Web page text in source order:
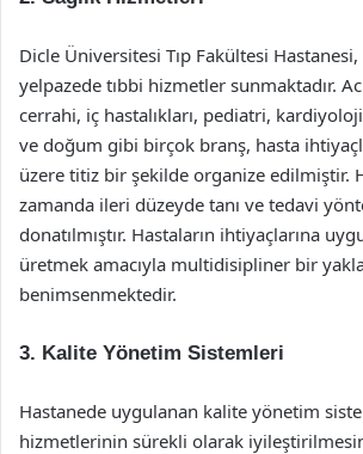
Dicle Üniversitesi Tıp Fakültesi
yelpazede tıbbi hizmetler sunmaktadır.
cerrahi, iç hastalıkları, pediatri,
ve doğum gibi birçok branş, hasta
üzere titiz bir şekilde organize edilmiştir.
zamanda ileri düzeyde tanı ve tedavi
donatılmıştır. Hastaların ihtiyaçlarına
üretmek amacıyla multidisipliner bir
benimsenmektedir.
3. Kalite Yönetim Sistemleri
Hastanede uygulanan kalite yönetim
hizmetlerinin sürekli olarak